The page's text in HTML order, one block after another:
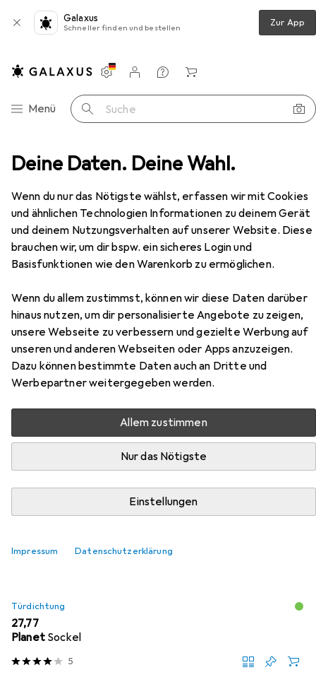
Deine Daten. Deine Wahl.
Wenn du nur das Nötigste wählst, erfassen wir mit Cookies
und ähnlichen Technologien Informationen zu deinem Gerät
und deinem Nutzungsverhalten auf unserer Website. Diese
brauchen wir, um dir bspw. ein sicheres Login und
Basisfunktionen wie den Warenkorb zu ermöglichen.
Wenn du allem zustimmst, können wir diese Daten darüber
hinaus nutzen, um dir personalisierte Angebote zu zeigen,
unsere Webseite zu verbessern und gezielte Werbung auf
unseren und anderen Webseiten oder Apps anzuzeigen.
Dazu können bestimmte Daten auch an Dritte und
Werbepartner weitergegeben werden.
Allem zustimmen
Nur das Nötigste
Einstellungen
Impressum Datenschutzerklärung
Galaxus
Schneller finden und bestellen Zur App
Navigation nach Kategorien
Menü Suche
Einstellungen
Kundenkonto
Vergleichslisten
Merklisten
Warenkorb
Türdichtung Planet Türabsenkdichtungen RF
EUR
70,90
PlanetTürabsenkdichtungen RF
Zubehör für Planet
Türabsenkdichtungen RF
Hier findest du passendes Zubehör zum Produkt Planet
Türabsenkdichtungen RF aus den Kategorien Türdichtung
Relevanz
Türdichtung
EUR
27,77
Planet Sockel
5